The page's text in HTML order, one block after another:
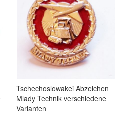
Tschechoslowakei Abzeichen
Mlady Technik verschiedene
Varianten